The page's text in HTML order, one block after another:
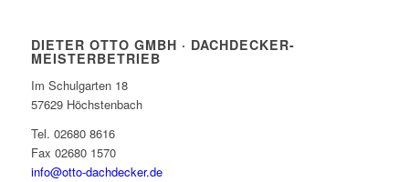
DIETER OTTO GMBH · DACHDECKER-
MEISTERBETRIEB
Im Schulgarten 18
57629 Höchstenbach
Tel. 02680 8616
Fax 02680 1570
info@otto-dachdecker.de